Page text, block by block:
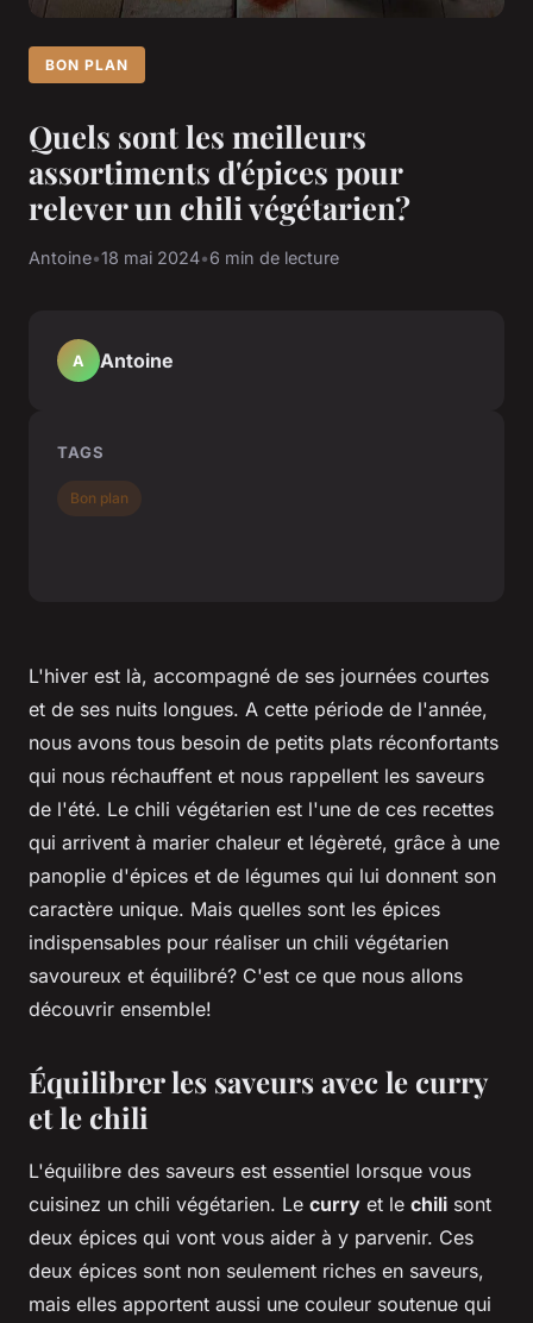
BON PLAN
Quels sont les meilleurs
assortiments d'épices pour
relever un chili végétarien?
Antoine•18 mai 2024•6 min de lecture
L'hiver est là, accompagné de ses journées courtes
et de ses nuits longues. A cette période de l'année,
nous avons tous besoin de petits plats réconfortants
qui nous réchauffent et nous rappellent les saveurs
de l'été. Le chili végétarien est l'une de ces recettes
qui arrivent à marier chaleur et légèreté, grâce à une
panoplie d'épices et de légumes qui lui donnent son
caractère unique. Mais quelles sont les épices
indispensables pour réaliser un chili végétarien
savoureux et équilibré? C'est ce que nous allons
découvrir ensemble!
Équilibrer les saveurs avec le curry
et le chili
L'équilibre des saveurs est essentiel lorsque vous
cuisinez un chili végétarien. Le curry et le chili sont
deux épices qui vont vous aider à y parvenir. Ces
deux épices sont non seulement riches en saveurs,
mais elles apportent aussi une couleur soutenue qui
A Antoine
TAGS
Bon plan